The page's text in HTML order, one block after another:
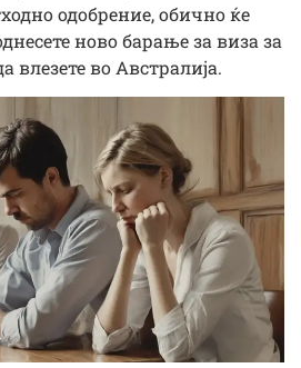
одобрение, обично ќе
ново барање за виза за
влезете во Австралија.